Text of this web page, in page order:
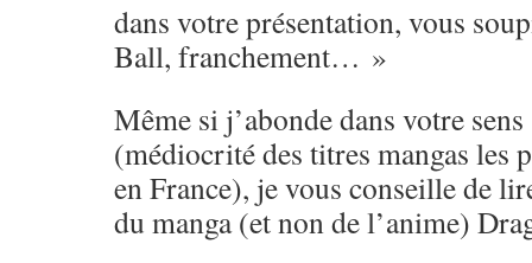
dans votre présentation, vous
Ball, franchement… »
Même si j’abonde dans votre
(médiocrité des titres mangas les
en France), je vous conseille de
du manga (et non de l’anime)